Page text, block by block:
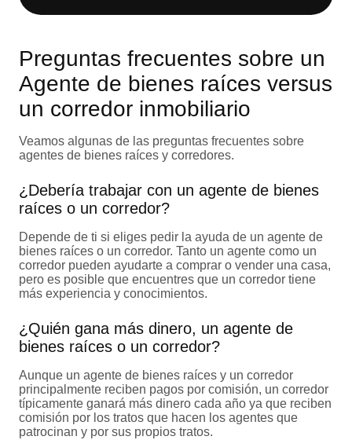
Preguntas frecuentes sobre un
Agente de bienes raíces versus
un corredor inmobiliario
Veamos algunas de las preguntas frecuentes sobre
agentes de bienes raíces y corredores.
¿Debería trabajar con un agente de bienes
raíces o un corredor?
Depende de ti si eliges pedir la ayuda de un agente de
bienes raíces o un corredor. Tanto un agente como un
corredor pueden ayudarte a comprar o vender una casa,
pero es posible que encuentres que un corredor tiene
más experiencia y conocimientos.
¿Quién gana más dinero, un agente de
bienes raíces o un corredor?
Aunque un agente de bienes raíces y un corredor
principalmente reciben pagos por comisión, un corredor
típicamente ganará más dinero cada año ya que reciben
comisión por los tratos que hacen los agentes que
patrocinan y por sus propios tratos.